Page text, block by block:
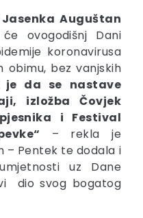
Jasenka Auguštan
ovogodišnj Dani
koronavirusa
obimu, bez vanjskih
je da se nastave
izložba Čovjek
i Festival
– rekla je
– Pentek te dodala i
uz Dane
dio svog bogatog